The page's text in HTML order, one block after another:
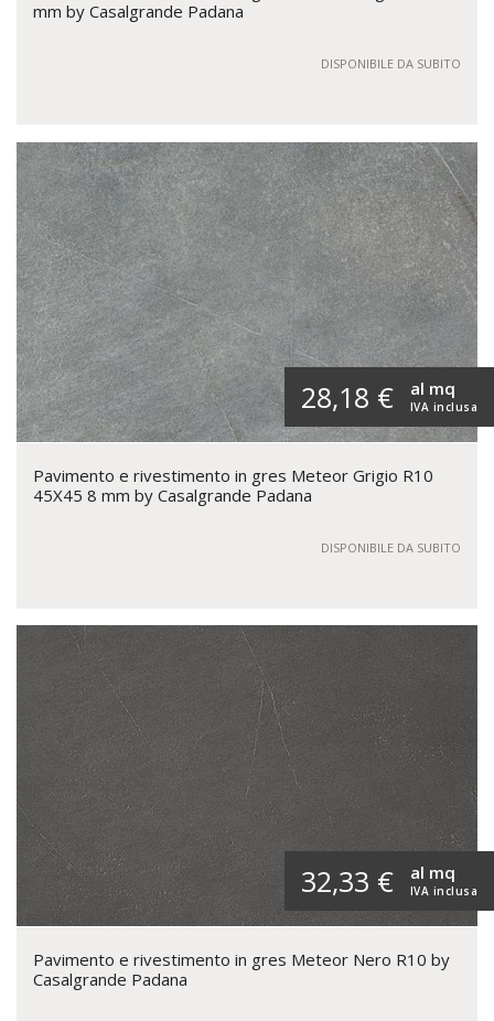
mm by Casalgrande Padana
DISPONIBILE DA SUBITO
28,18 € IVA inclusa
al mq
Pavimento e rivestimento in gres Meteor Grigio R10
45X45 8 mm by Casalgrande Padana
DISPONIBILE DA SUBITO
32,33 € IVA inclusa
al mq
Pavimento e rivestimento in gres Meteor Nero R10 by
Casalgrande Padana